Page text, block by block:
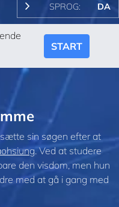
SPROG: DA
START
sin søgen efter at
. Ved at studere
den visdom, men hun
med at gå i gang med